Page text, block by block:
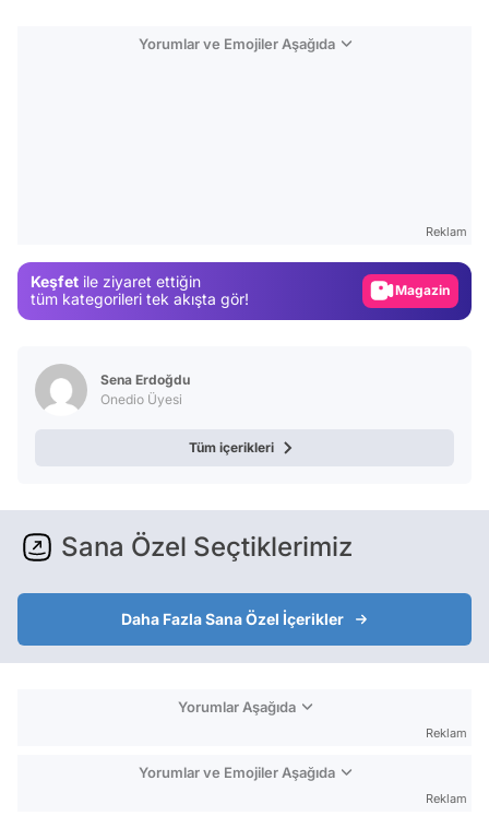
Yorumlar ve Emojiler Aşağıda
Reklam
Keşfet ile ziyaret ettiğin
tüm kategorileri tek akışta gör!
Gündem
Magazin
Video
Sena Erdoğdu
Onedio Üyesi
Tüm içerikleri
Sana Özel Seçtiklerimiz
Daha Fazla Sana Özel İçerikler
Yorumlar Aşağıda
Reklam
Yorumlar ve Emojiler Aşağıda
Reklam